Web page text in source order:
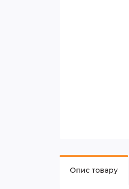
Опис товару